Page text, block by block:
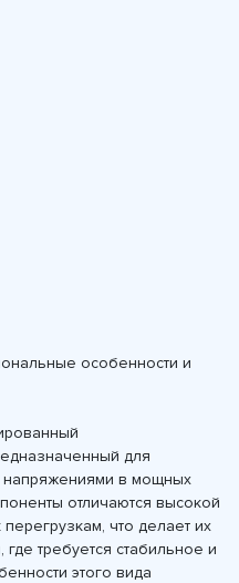
особенности и
для
напряжениями в мощных
отличаются высокой
что делает их
требуется стабильное и
этого вида